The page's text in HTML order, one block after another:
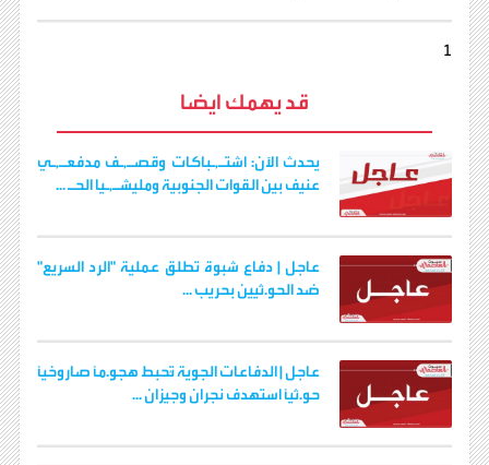
1
قد يهمك ايضا
يحدث الآن: اشتـ,ـباكات وقصـ,ـف مدفعـ,ـي
عنيف بين القوات الجنوبية ومليشـ,ـيا الحـ ...
عاجل | دفاع شبوة تطلق عملية "الرد السريع"
ضد الحو.ثيين بحريب ...
عاجل | الدفاعات الجوية تُحبط هجو.مًا صاروخيًا
حو.ثيًا استهدف نجران وجيزان ...